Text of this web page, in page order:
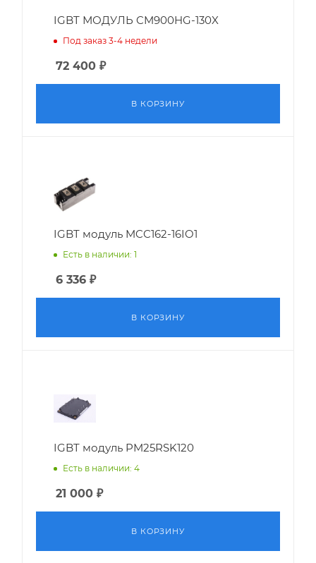
IGBT МОДУЛЬ CM900HG-130X
Под заказ 3-4 недели
72 400 ₽
В КОРЗИНУ
IGBT модуль MCC162-16IO1
Есть в наличии: 1
6 336 ₽
В КОРЗИНУ
IGBT модуль PM25RSK120
Есть в наличии: 4
21 000 ₽
В КОРЗИНУ